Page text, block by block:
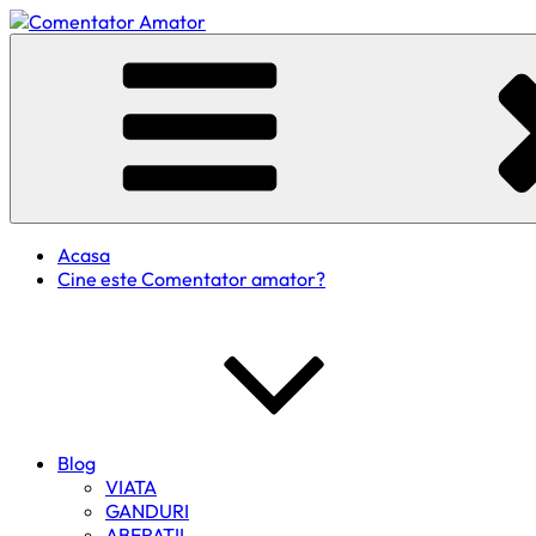
Skip
to
Comentator Amator
Acasa
Cine este Comentator amator?
Blog
VIATA
GANDURI